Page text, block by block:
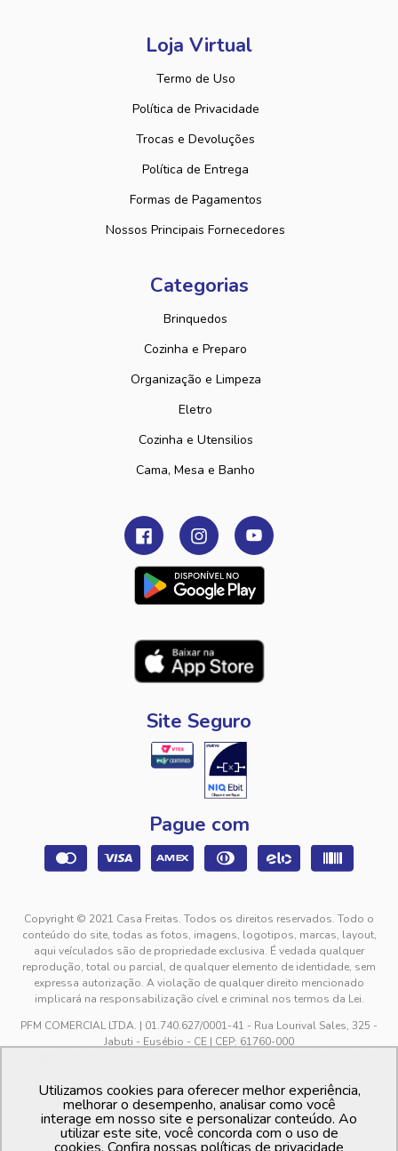
Loja Virtual
Termo de Uso
Política de Privacidade
Trocas e Devoluções
Política de Entrega
Formas de Pagamentos
Nossos Principais Fornecedores
Categorias
Brinquedos
Cozinha e Preparo
Organização e Limpeza
Eletro
Cozinha e Utensilios
Cama, Mesa e Banho
Site Seguro
Pague com
Copyright © 2021 Casa Freitas. Todos os direitos reservados. Todo o
conteúdo do site, todas as fotos, imagens, logotipos, marcas, layout,
aqui veículados são de propriedade exclusiva. É vedada qualquer
reprodução, total ou parcial, de qualquer elemento de identidade, sem
expressa autorização. A violação de qualquer direito mencionado
implicará na responsabilização cível e criminal nos termos da Lei.
PFM COMERCIAL LTDA. | 01.740.627/0001-41 - Rua Lourival Sales, 325 -
Jabuti - Eusébio - CE | CEP: 61760-000
feriados.
Os preços dos produtos estão sujeitos a alteração sem aviso prévio. O
preço valido é sempre o apresentado no momento da finalização da
compra, no carrinho de compras.
Utilizamos cookies para oferecer melhor experiência,
melhorar o desempenho, analisar como você
interage em nosso site e personalizar conteúdo. Ao
utilizar este site, você concorda com o uso de